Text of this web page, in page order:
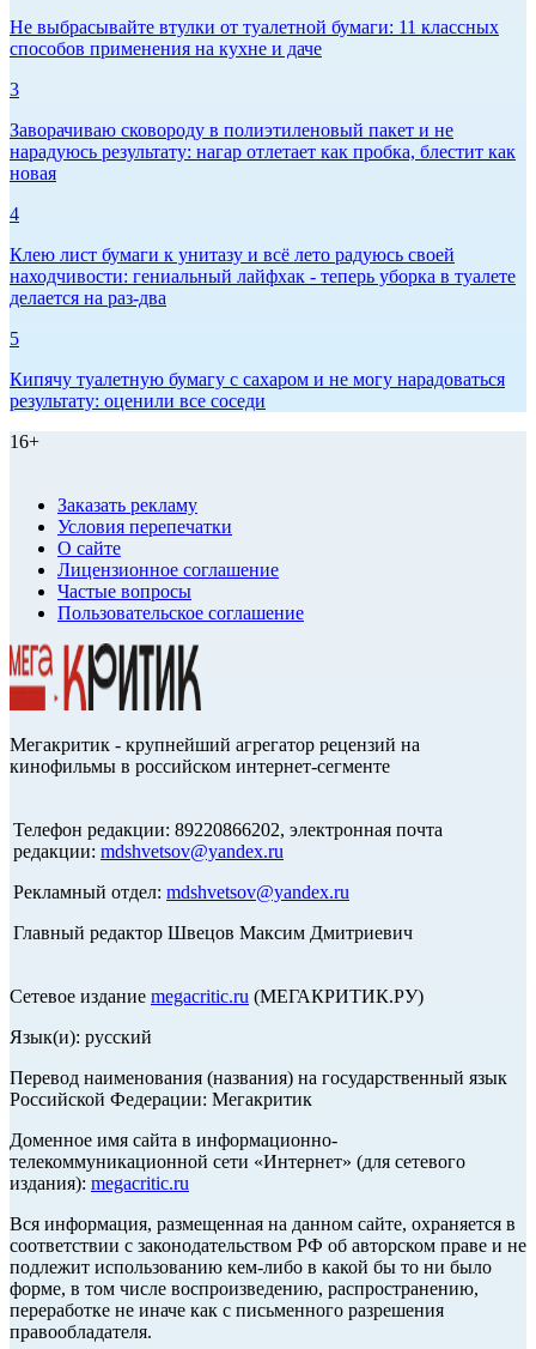
Не выбрасывайте втулки от туалетной бумаги: 11 классных
способов применения на кухне и даче
3
Заворачиваю сковороду в полиэтиленовый пакет и не
нарадуюсь результату: нагар отлетает как пробка, блестит как
новая
4
Клею лист бумаги к унитазу и всё лето радуюсь своей
находчивости: гениальный лайфхак - теперь уборка в туалете
делается на раз-два
5
Кипячу туалетную бумагу с сахаром и не могу нарадоваться
результату: оценили все соседи
16+
Заказать рекламу
Условия перепечатки
О сайте
Лицензионное соглашение
Частые вопросы
Пользовательское соглашение
Мегакритик - крупнейший агрегатор рецензий на
кинофильмы в российском интернет-сегменте
Телефон редакции: 89220866202, электронная почта
редакции: mdshvetsov@yandex.ru
Рекламный отдел: mdshvetsov@yandex.ru
Главный редактор Швецов Максим Дмитриевич
Сетевое издание megacritic.ru (МЕГАКРИТИК.РУ)
Язык(и): русский
Перевод наименования (названия) на государственный язык
Российской Федерации: Мегакритик
Доменное имя сайта в информационно-
телекоммуникационной сети «Интернет» (для сетевого
издания): megacritic.ru
Вся информация, размещенная на данном сайте, охраняется в
соответствии с законодательством РФ об авторском праве и не
подлежит использованию кем-либо в какой бы то ни было
форме, в том числе воспроизведению, распространению,
переработке не иначе как с письменного разрешения
правообладателя.